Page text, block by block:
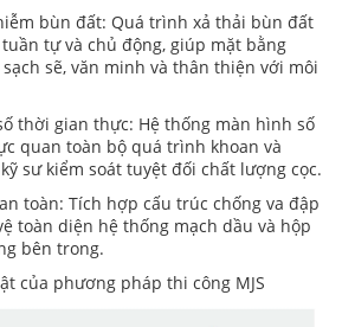
bùn đất: Quá trình xả thải bùn đất
tự và chủ động, giúp mặt bằng
sẽ, văn minh và thân thiện với môi
thời gian thực: Hệ thống màn hình số
quan toàn bộ quá trình khoan và
sư kiểm soát tuyệt đối chất lượng cọc.
toàn: Tích hợp cấu trúc chống va đập
toàn diện hệ thống mạch dầu và hộp
bên trong.
của phương pháp thi công MJS